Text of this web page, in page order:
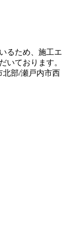
るため、施工エ
いております。
北部/瀬戸内市西